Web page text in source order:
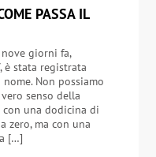
PASSA IL
giorni fa,
è stata registrata
Non possiamo
senso della
con una dodicina di
zero, ma con una
[…]